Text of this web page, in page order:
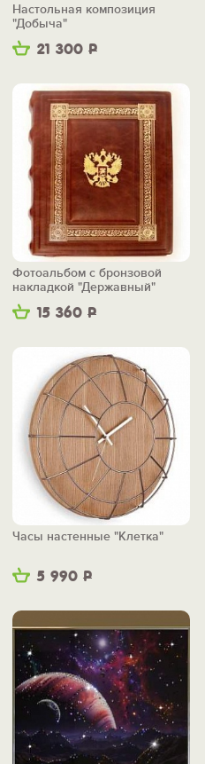
21 300 Р
Настольная композиция
"Добыча"
15 360 Р
Фотоальбом с бронзовой
накладкой "Державный"
5 990 Р
Часы настенные "Клетка"